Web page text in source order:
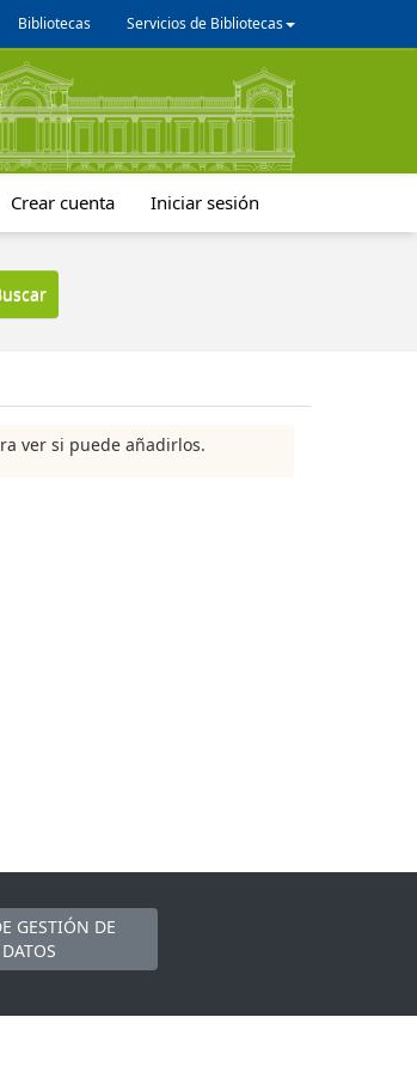
Bibliotecas Servicios de Bibliotecas
Crear cuenta Iniciar sesión
ver si puede añadirlos.
GESTIÓN DE
DATOS